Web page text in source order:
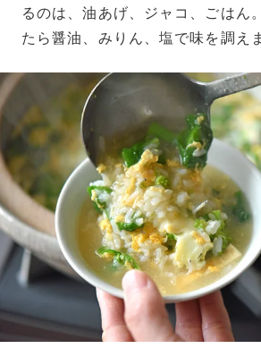
るのは、油あげ、ジャコ、ごはん
たら醤油、みりん、塩で味を調え